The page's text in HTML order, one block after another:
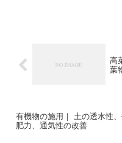
高
葉
有機物の施用｜ 土の透水性
肥力、通気性の改善